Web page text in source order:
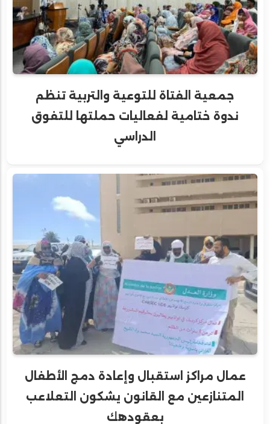
جمعية الفتاة للتوعية والتربية تنظم
ندوة ختامية لفعاليات حملتها للتفوق
الدراسي
عمال مراكز استقبال وإعادة دمج الأطفال
المتنازعين مع القانون يشكون التعلاعب
بعقودهك